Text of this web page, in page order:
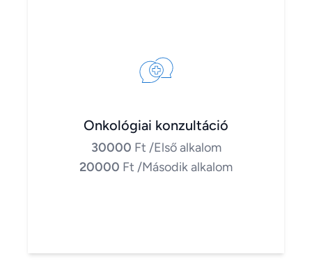
Onkológiai konzultáció
30000 Ft /Első alkalom
20000 Ft /Második alkalom